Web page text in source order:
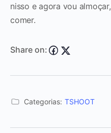
nisso e agora vou
comer.
Share on:
Categorias: TSHOOT